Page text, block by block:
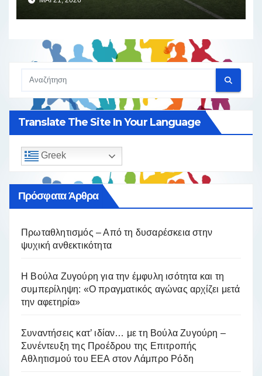
Translate The Site In Your Language
Greek
Πρόσφατα Άρθρα
Πρωταθλητισμός – Από τη δυσαρέσκεια στην
ψυχική ανθεκτικότητα
Η Βούλα Ζυγούρη για την έμφυλη ισότητα και τη
συμπερίληψη: «Ο πραγματικός αγώνας αρχίζει μετά
την αφετηρία»
Συναντήσεις κατ’ ιδίαν… με τη Βούλα Ζυγούρη –
Συνέντευξη της Προέδρου της Επιτροπής
Αθλητισμού του ΕΕΑ στον Λάμπρο Ρόδη